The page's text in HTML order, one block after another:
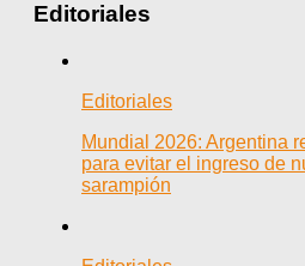
Editoriales
Editoriales
Mundial 2026: Argentina
para evitar el ingreso de
sarampión